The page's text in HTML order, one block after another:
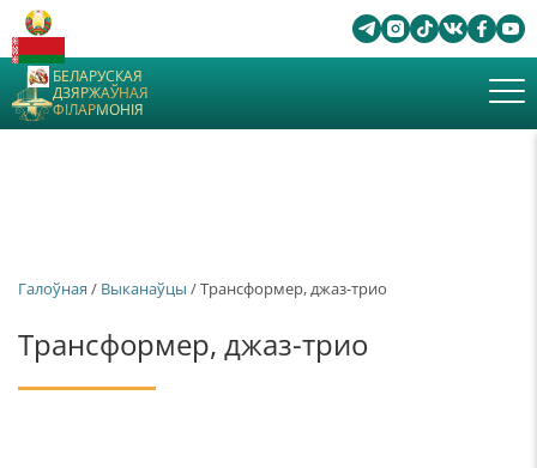
БЕЛАРУСКАЯ
ДЗЯРЖАЎНАЯ
ФІЛАРМОНІЯ
Галоўная / Выканаўцы / Трансформер, джаз-трио
Трансформер, джаз-трио